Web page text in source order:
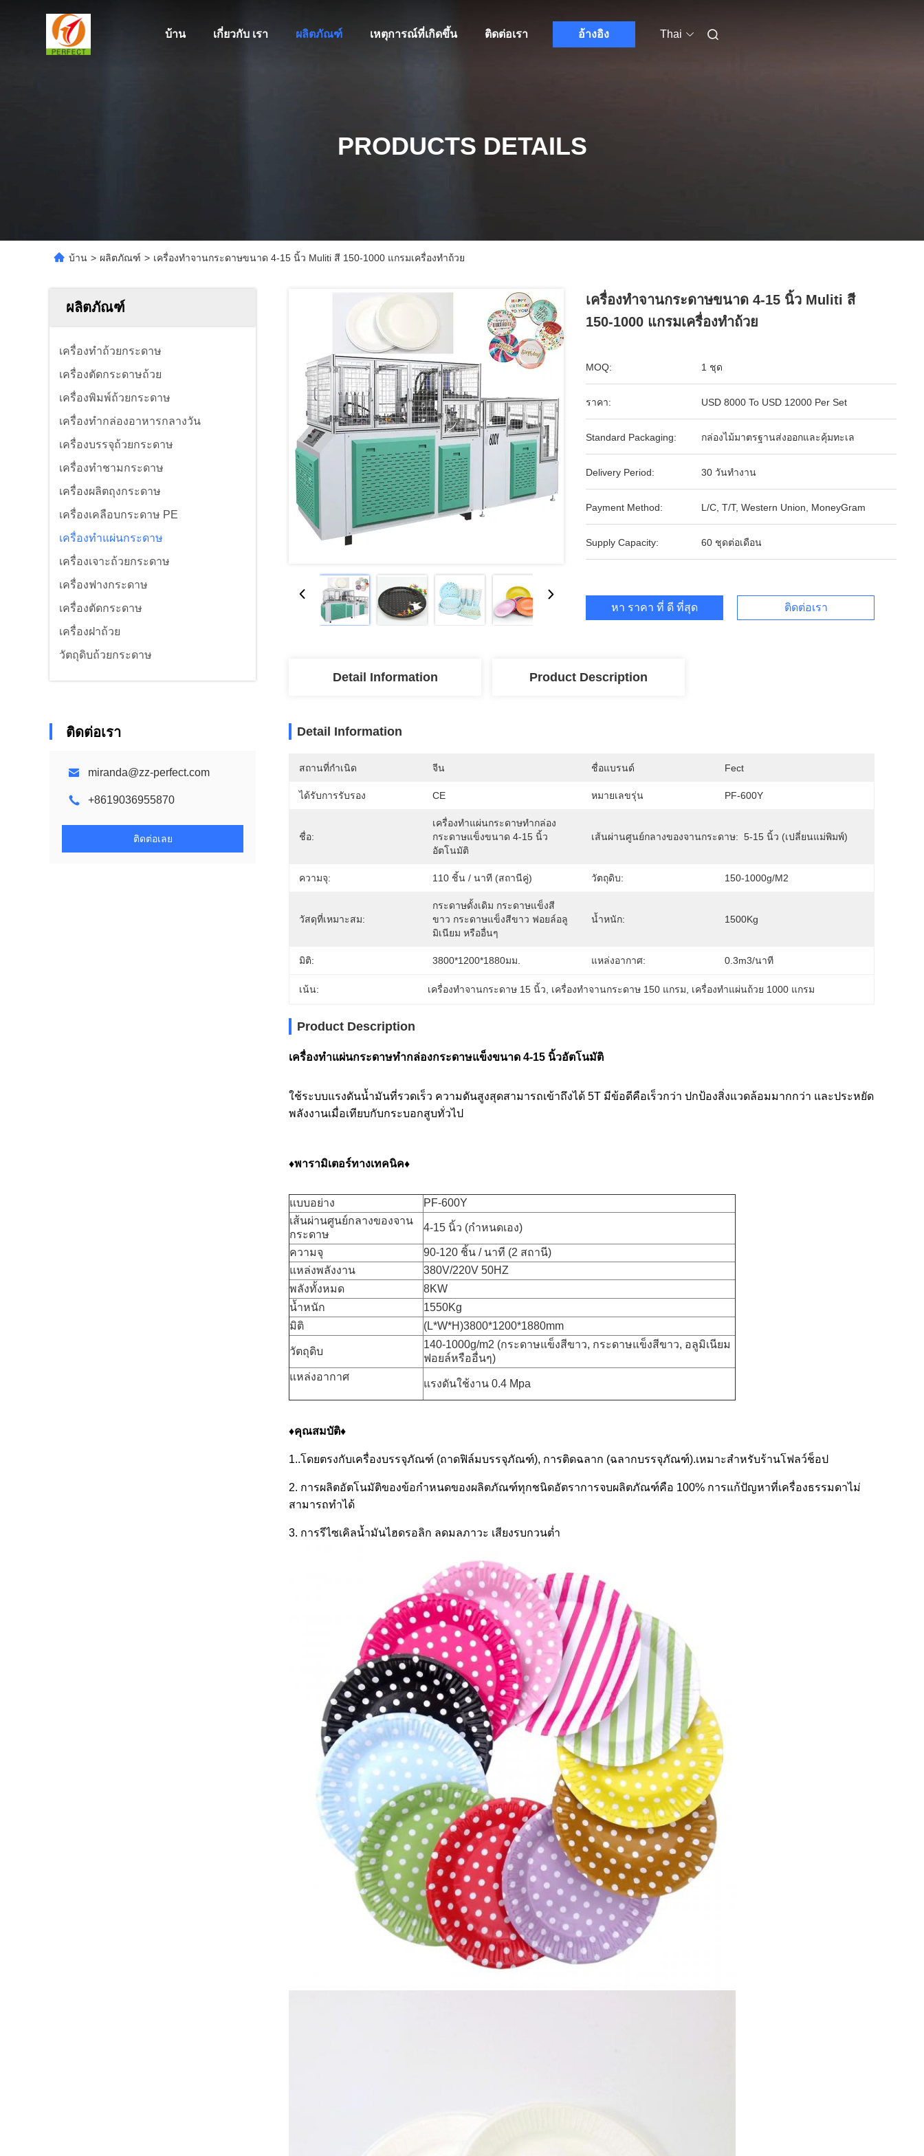
บ้าน เกี่ยวกับ เรา ผลิตภัณฑ์ เหตุการณ์ที่เกิดขึ้น ติดต่อเรา อ้างอิง Thai
PRODUCTS DETAILS
บ้าน > ผลิตภัณฑ์ > เครื่องทำจานกระดาษขนาด 4-15 นิ้ว Muliti สี 150-1000 แกรมเครื่องทำถ้วย
ผลิตภัณฑ์
เครื่องทำถ้วยกระดาษ
เครื่องตัดกระดาษถ้วย
เครื่องพิมพ์ถ้วยกระดาษ
เครื่องทำกล่องอาหารกลางวัน
เครื่องบรรจุถ้วยกระดาษ
เครื่องทำชามกระดาษ
เครื่องผลิตถุงกระดาษ
เครื่องเคลือบกระดาษ PE
เครื่องทำแผ่นกระดาษ
เครื่องเจาะถ้วยกระดาษ
เครื่องฟางกระดาษ
เครื่องตัดกระดาษ
เครื่องฝาถ้วย
วัตถุดิบถ้วยกระดาษ
ติดต่อเรา
miranda@zz-perfect.com
+8619036955870
ติดต่อเลย
เครื่องทำจานกระดาษขนาด 4-15 นิ้ว Muliti สี
150-1000 แกรมเครื่องทำถ้วย
MOQ: 1 ชุด
ราคา: USD 8000 To USD 12000 Per Set
Standard Packaging: กล่องไม้มาตรฐานส่งออกและคุ้มทะเล
Delivery Period: 30 วันทำงาน
Payment Method: L/C, T/T, Western Union, MoneyGram
Supply Capacity: 60 ชุดต่อเดือน
หา ราคา ที่ ดี ที่สุด ติดต่อเรา
Detail Information Product Description
Detail Information
สถานที่กำเนิด จีน ชื่อแบรนด์ Fect
ได้รับการรับรอง CE หมายเลขรุ่น PF-600Y
ชื่อ:
เครื่องทำแผ่นกระดาษทำกล่อง
กระดาษแข็งขนาด 4-15 นิ้ว
อัตโนมัติ
เส้นผ่านศูนย์กลางของจานกระดาษ: 5-15 นิ้ว (เปลี่ยนแม่พิมพ์)
ความจุ: 110 ชิ้น / นาที (สถานีคู่) วัตถุดิบ: 150-1000g/m2
วัสดุที่เหมาะสม:
กระดาษดั้งเดิม กระดาษแข็งสี
ขาว กระดาษแข็งสีขาว ฟอยล์อลู
มิเนียม หรืออื่นๆ
น้ำหนัก: 1500Kg
มิติ: 3800*1200*1880มม. แหล่งอากาศ: 0.3m3/นาที
เน้น: เครื่องทำจานกระดาษ 15 นิ้ว เครื่องทำจานกระดาษ 150 แกรม เครื่องทำแผ่นถ้วย 1000 แกรม
Product Description
เครื่องทำแผ่นกระดาษทำกล่องกระดาษแข็งขนาด 4-15 นิ้วอัตโนมัติ
ใช้ระบบแรงดันน้ำมันที่รวดเร็ว ความดันสูงสุดสามารถเข้าถึงได้ 5T มีข้อดีคือเร็วกว่า ปกป้องสิ่งแวดล้อมมากกว่า และประหยัด
พลังงานเมื่อเทียบกับกระบอกสูบทั่วไป
♦พารามิเตอร์ทางเทคนิค♦
แบบอย่าง
PF-600Y
เส้นผ่านศูนย์กลางของจาน
กระดาษ
4-15 นิ้ว (กำหนดเอง)
ความจุ
90-120 ชิ้น / นาที (2 สถานี)
แหล่งพลังงาน
380V/220V 50HZ
พลังทั้งหมด
8KW
น้ำหนัก
1550Kg
มิติ
(L*W*H)3800*1200*1880mm
วัตถุดิบ
140-1000g/m2 (กระดาษแข็งสีขาว, กระดาษแข็งสีขาว, อลูมิเนียม
ฟอยล์หรืออื่นๆ)
แหล่งอากาศ
แรงดันใช้งาน 0.4 Mpa
♦คุณสมบัติ♦
1..โดยตรงกับเครื่องบรรจุภัณฑ์ (ถาดฟิล์มบรรจุภัณฑ์), การติดฉลาก (ฉลากบรรจุภัณฑ์).เหมาะสำหรับร้านโฟลว์ช็อป
2. การผลิตอัตโนมัติของข้อกำหนดของผลิตภัณฑ์ทุกชนิดอัตราการจบผลิตภัณฑ์คือ 100% การแก้ปัญหาที่เครื่องธรรมดาไม่
สามารถทำได้
3. การรีไซเคิลน้ำมันไฮดรอลิก ลดมลภาวะ เสียงรบกวนต่ำ